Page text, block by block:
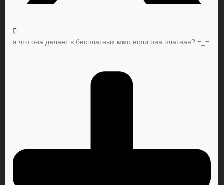
а что она делает в бесплатных ммо если она платная? =_=